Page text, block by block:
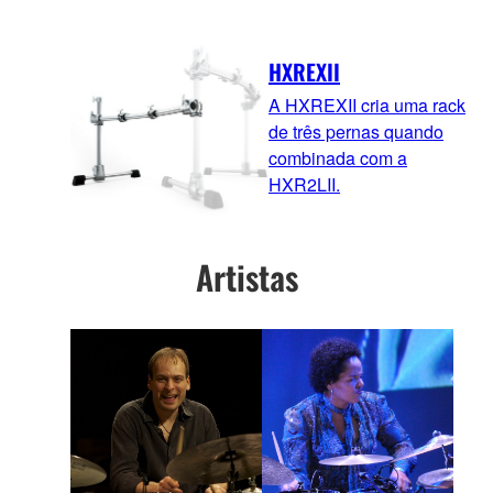
HXREXII
A HXREXII cria uma rack
de três pernas quando
combinada com a
HXR2LII.
Artistas